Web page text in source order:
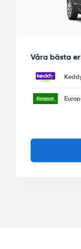
Våra bästa